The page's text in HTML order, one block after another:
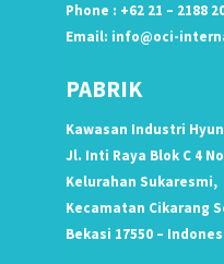
Phone : +62 21 – 2188
Email: info@oci-
PABRIK
Kawasan Industri
Jl. Inti Raya Blok C 4
Kelurahan Sukaresmi,
Kecamatan Cikarang
Bekasi 17550 –